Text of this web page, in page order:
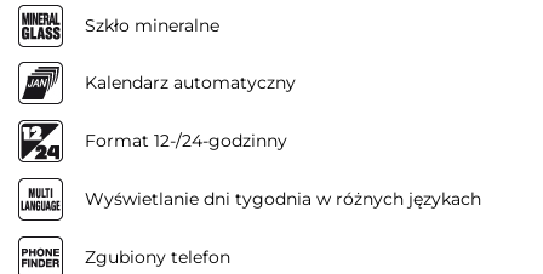
Szkło mineralne
Kalendarz automatyczny
Format 12-/24-godzinny
Wyświetlanie dni tygodnia w różnych językach
Zgubiony telefon